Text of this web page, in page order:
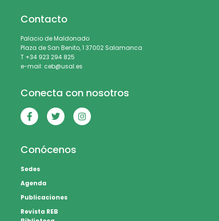
Contacto
Palacio de Maldonado
Plaza de San Benito, 1 37002 Salamanca
T +34 923 294 825
e-mail: ceb@usal.es
Conecta con nosotros
Conócenos
Sedes
Agenda
Publicaciones
Revista REB